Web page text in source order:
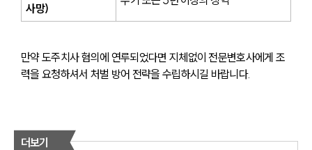
사망)
만약 도주치사 혐의에 연루되었다면 지체없이 전문변호사에게 조
력을 요청하셔서 처벌 방어 전략을 수립하시길 바랍니다.
더보기